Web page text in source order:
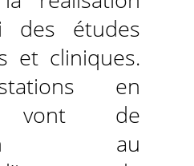
des études
et cliniques.
en
vont de
au